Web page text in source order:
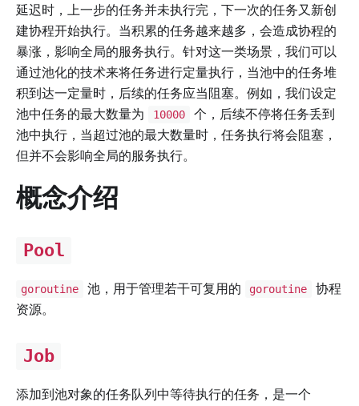
延迟时，上一步的任务并未执行完，下一次的任务又新创
建协程开始执行。当积累的任务越来越多，会造成协程的
暴涨，影响全局的服务执行。针对这一类场景，我们可以
通过池化的技术来将任务进行定量执行，当池中的任务堆
积到达一定量时，后续的任务应当阻塞。例如，我们设定
池中任务的最大数量为
10000
个，后续不停将任务丢到
池中执行，当超过池的最大数量时，任务执行将会阻塞，
但并不会影响全局的服务执行。
概念介绍
Pool
goroutine 池，用于管理若干可复用的 goroutine
协程
资源。
Job
添加到池对象的任务队列中等待执行的任务，是一个